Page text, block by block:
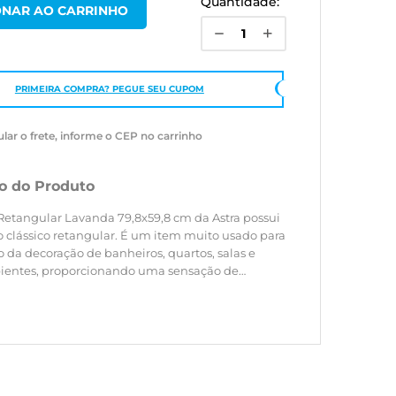
PRIMEIRA COMPRA? PEGUE SEU CUPOM
o frete, informe o CEP no carrinho
do Produto
Lavanda 79,8x59,8 cm da Astra possui
clássico retangular. É um item muito usado para
da decoração de banheiros, quartos, salas e
proporcionando uma sensação de
ambiente. Com design moderno e linhas retas,
o espelho é lapidado (bordas com acabamento